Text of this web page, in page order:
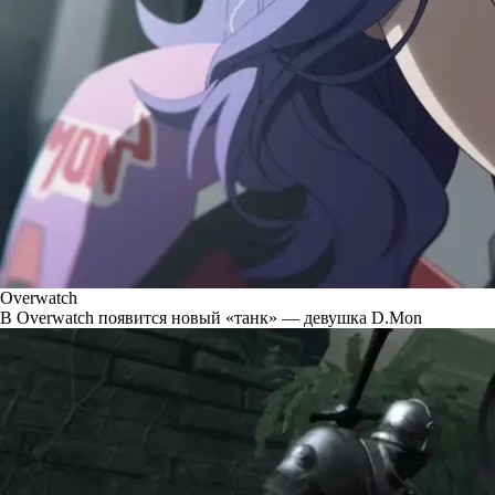
Overwatch
В Overwatch появится новый «танк» — девушка D.Mon